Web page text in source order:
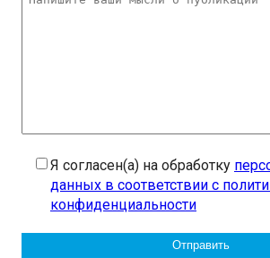
Я согласен(а) на обработку
данных в соответствии с
конфиденциальности